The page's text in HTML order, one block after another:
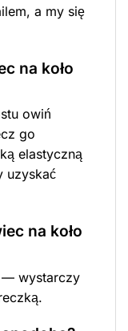
a my się
na koło
owiń
go
elastyczną
uzyskać
na koło
— wystarczy